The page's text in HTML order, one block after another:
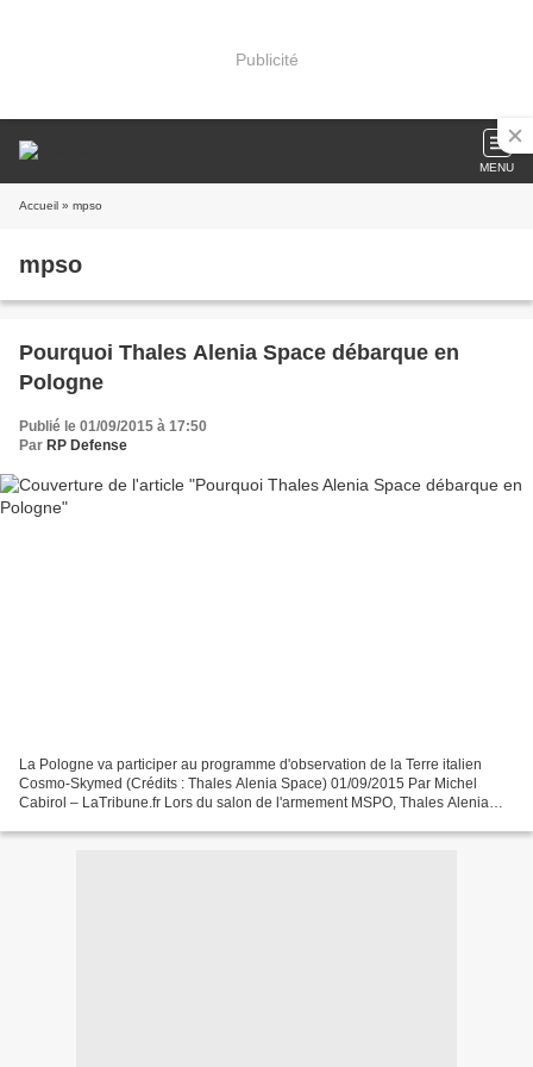
Publicité
MENU
Accueil » mpso
mpso
Pourquoi Thales Alenia Space débarque en
Pologne
Publié le 01/09/2015 à 17:50
Par RP Defense
La Pologne va participer au programme d'observation de la Terre italien
Cosmo-Skymed (Crédits : Thales Alenia Space) 01/09/2015 Par Michel
Cabirol – LaTribune.fr Lors du salon de l'armement MSPO, Thales Alenia